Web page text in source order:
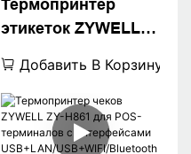
Термопринтер
этикеток ZYWELL
автоматическим
резаком
Добавить В Корзину